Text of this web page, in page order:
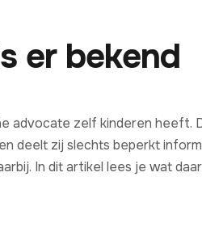
er bekend
advocate zelf kinderen heeft.
deelt zij slechts beperkt
In dit artikel lees je wat